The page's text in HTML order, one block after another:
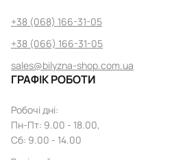
+38 (068) 166-31-05
+38 (066) 166-31-05
sales@bilyzna-shop.com.ua
ГРАФІК РОБОТИ
Робочі дні:
Пн-Пт: 9.00 - 18.00,
Сб: 9.00 - 14.00